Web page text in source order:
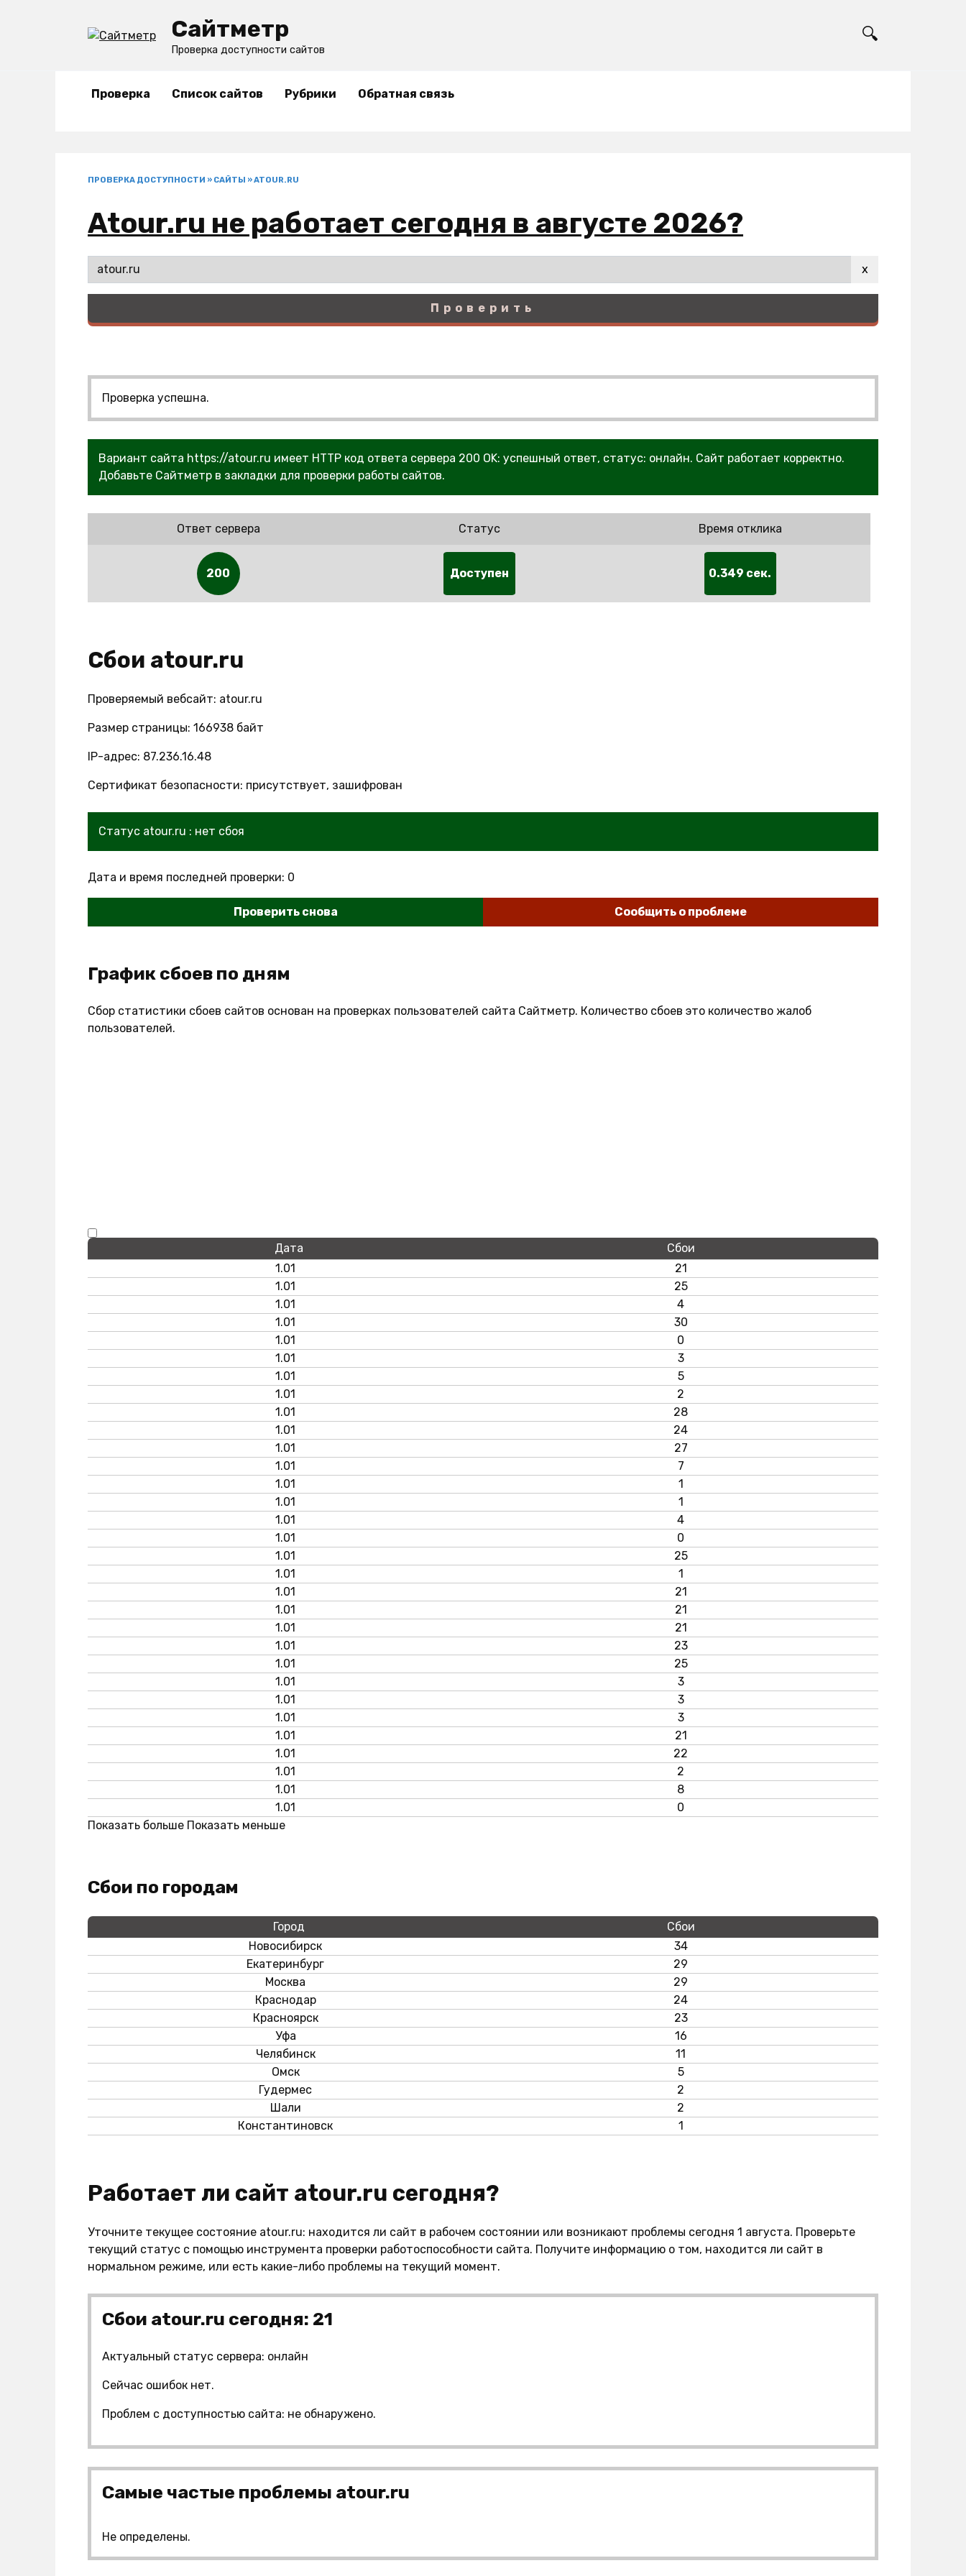
Сайтметр
Проверка доступности сайтов
Проверка Список сайтов Рубрики Обратная связь
ПРОВЕРКА ДОСТУПНОСТИ » САЙТЫ »ATOUR.RU
Atour.ru не работает сегодня в августе 2026?
x
Проверить
Проверка успешна.
Вариант сайта https://atour.ru имеет HTTP код ответа сервера 200 OK: успешный ответ, статус: онлайн. Сайт работает корректно.
Добавьте Сайтметр в закладки для проверки работы сайтов.
Ответ сервера
200
Статус
Доступен
Время отклика
0.349 сек.
Сбои atour.ru
Проверяемый вебсайт: atour.ru
Размер страницы: 166938 байт
IP-адрес: 87.236.16.48
Сертификат безопасности: присутствует, зашифрован
Статус atour.ru : нет сбоя
Дата и время последней проверки: 0
Проверить снова Сообщить о проблеме
График сбоев по дням
Сбор статистики сбоев сайтов основан на проверках пользователей сайта Сайтметр. Количество сбоев это количество жалоб
пользователей.
Дата
Сбои
1.01
21
1.01
25
1.01
4
1.01
30
1.01
0
1.01
3
1.01
5
1.01
2
1.01
28
1.01
24
1.01
27
1.01
7
1.01
1
1.01
1
1.01
4
1.01
0
1.01
25
1.01
1
1.01
21
1.01
21
1.01
21
1.01
23
1.01
25
1.01
3
1.01
3
1.01
3
1.01
21
1.01
22
1.01
2
1.01
8
1.01
0
Показать больше Показать меньше
Сбои по городам
Город
Сбои
Новосибирск
34
Екатеринбург
29
Москва
29
Краснодар
24
Красноярск
23
Уфа
16
Челябинск
11
Омск
5
Гудермес
2
Шали
2
Константиновск
1
Работает ли сайт atour.ru сегодня?
Уточните текущее состояние atour.ru: находится ли сайт в рабочем состоянии или возникают проблемы сегодня 1 августа. Проверьте
текущий статус с помощью инструмента проверки работоспособности сайта. Получите информацию о том, находится ли сайт в
нормальном режиме, или есть какие-либо проблемы на текущий момент.
Сбои atour.ru сегодня: 21
Актуальный статус сервера: онлайн
Сейчас ошибок нет.
Проблем с доступностью сайта: не обнаружено.
Самые частые проблемы atour.ru
Не определены.